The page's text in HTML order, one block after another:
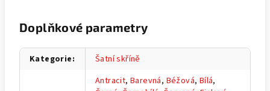
Doplňkové parametry
Kategorie: Šatní skříně
Antracit,Barevná, Béžová, Bílá,